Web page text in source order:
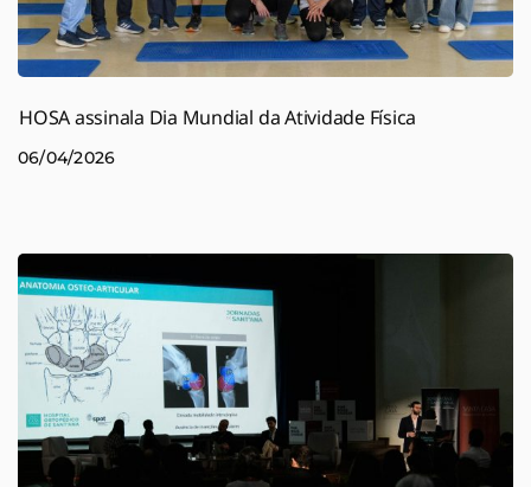
HOSA assinala Dia Mundial da Atividade Física
06/04/2026